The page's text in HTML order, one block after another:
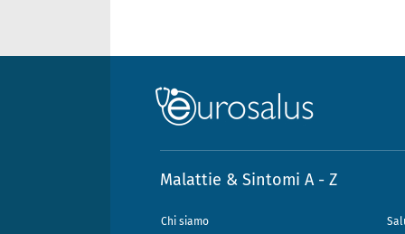
Malattie & Sintomi A - Z
Chi siamo